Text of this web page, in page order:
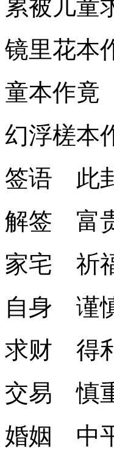
累被儿
镜里花本
童本作竟
幻浮槎本
签语 此
解签 富
家宅 祈
自身 谨
求财 得
交易 慎
婚姻 中